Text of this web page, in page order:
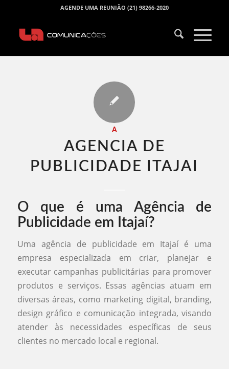
AGENDE UMA REUNIÃO (21) 98266-2020
A
AGENCIA DE
PUBLICIDADE ITAJAI​
O que é uma Agência de
Publicidade em Itajaí?
Uma agência de publicidade em Itajaí é uma
empresa especializada em criar, planejar e
executar campanhas publicitárias para promover
produtos e serviços. Essas agências atuam em
diversas áreas, como marketing digital, branding,
design gráfico e comunicação integrada, visando
atender às necessidades específicas de seus
clientes no mercado local e regional.